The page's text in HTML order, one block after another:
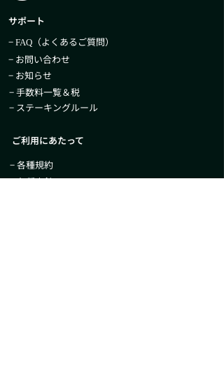
サポート
− FAQ （よくあるご質問）
− お問い合わせ
− お知らせ
− 手数料一覧＆税
− ステーキングルール
ご利用にあたって
− 各種規約
− 各種方針